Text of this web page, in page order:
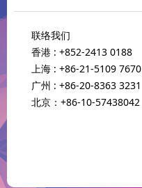
联络我们
香港 : +852-2413 0188
上海 : +86-21-5109 7670
广州 : +86-20-8363 3231
北京：+86-10-57438042